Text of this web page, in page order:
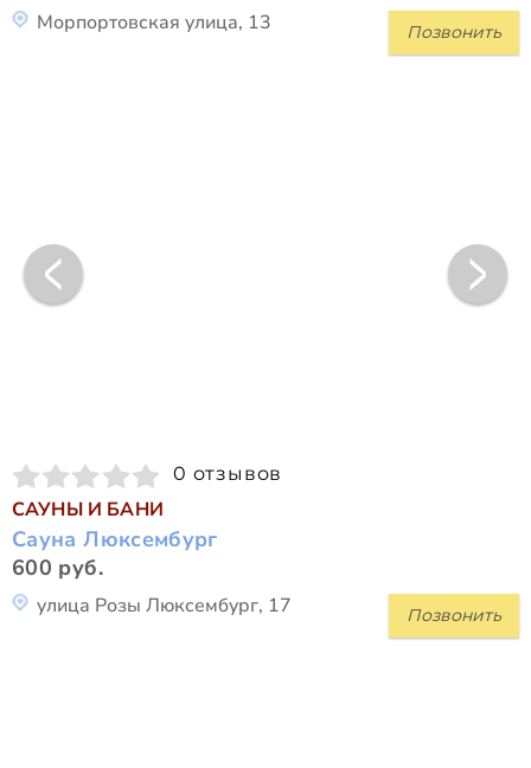
Позвонить
Морпортовская улица, 13
0 отзывов
САУНЫ И БАНИ
Сауна Люксембург
600 руб.
Позвонить
улица Розы Люксембург, 17